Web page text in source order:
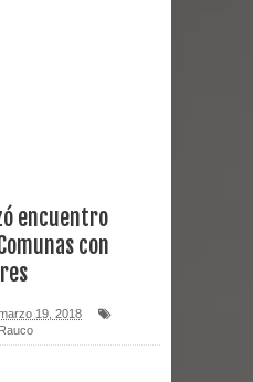
y pedagógico
escolares
en influenza hace que
encuentro
con
19, 2018
Rauco